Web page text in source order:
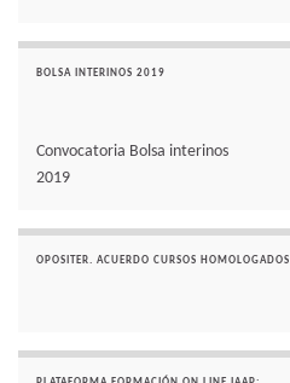
BOLSA INTERINOS 2019
Convocatoria Bolsa interinos
2019
OPOSITER. ACUERDO CURSOS HOMOLOGADOS